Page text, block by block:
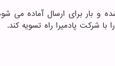
و بار برای ارسال آماده می
شرکت پادمیرا راه تسویه کند.